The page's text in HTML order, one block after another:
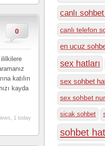
0
ililkilere
katılın
kayda
1 today
canlı
canlı telefon
en ucuz
sex hatları
sex sohbet
sex sohbet
sicak sohbet
sohbet